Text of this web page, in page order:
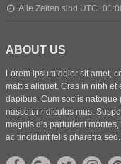
Alle Zeiten sind
ABOUT US
Lorem ipsum dolor sit amet,
mattis aliquet. Cras in nibh et
dapibus. Cum sociis natoque
nascetur ridiculus mus.
magnis dis parturient
ac tincidunt felis pharetra